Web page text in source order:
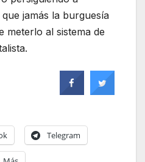
jamás la burguesía
meterlo al sistema de
Telegram